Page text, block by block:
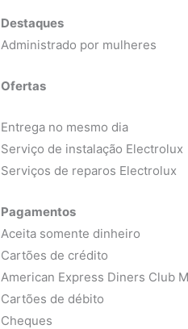
Destaques
Administrado por mulheres
Ofertas
Entrega no mesmo dia
Serviço de instalação Electrolux
Serviços de reparos Electrolux
Pagamentos
Aceita somente dinheiro
Cartões de crédito
American Express Diners Club
Cartões de débito
Cheques